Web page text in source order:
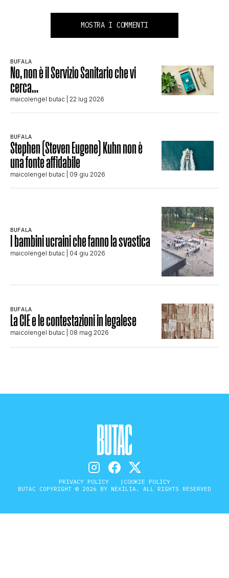
MOSTRA I COMMENTI
BUFALA
No, non è il Servizio Sanitario che vi
cerca…
maicolengel butac | 22 lug 2026
BUFALA
Stephen (Steven Eugene) Kuhn non è
una fonte affidabile
maicolengel butac | 09 giu 2026
BUFALA
I bambini ucraini che fanno la svastica
maicolengel butac | 04 giu 2026
BUFALA
La CIE e le contestazioni in legalese
maicolengel butac | 08 mag 2026
PRIVACY POLICY COOKIE POLICY
BUTAC COPYRIGHT © 2026 BY NEXILIA. ALL RIGHTS RESERVED